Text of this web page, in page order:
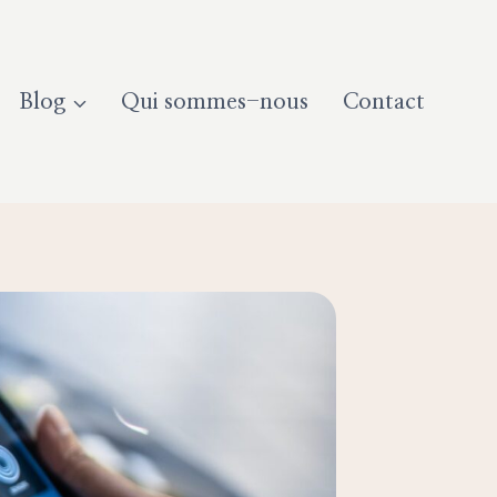
Blog Qui sommes-nous Contact